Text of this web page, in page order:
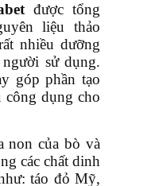
được tổng
liệu thảo
nhiều dưỡng
sử dụng.
góp phần tạo
công dụng cho
non của bò và
các chất dinh
táo đỏ Mỹ,